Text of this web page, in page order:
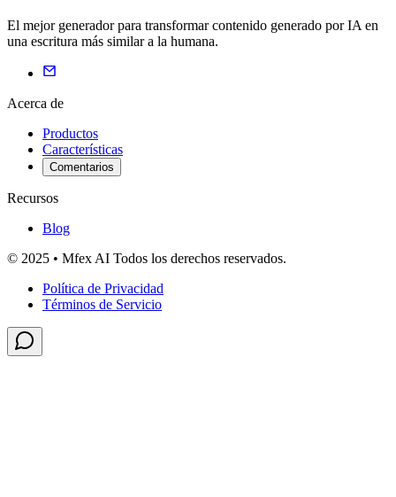
El mejor generador para transformar contenido generado por IA en
una escritura más similar a la humana.
Acerca de
Productos
Características
Comentarios
Recursos
Blog
© 2025 • Mfex AI Todos los derechos reservados.
Política de Privacidad
Términos de Servicio